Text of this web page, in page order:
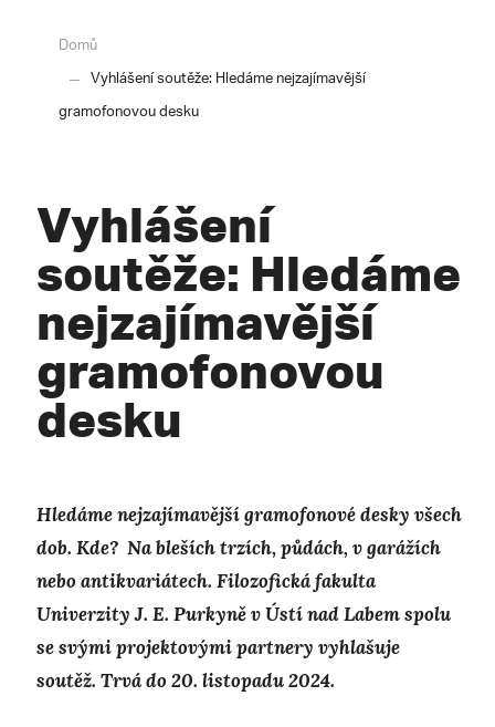
Domů
Vyhlášení soutěže: Hledáme nejzajímavější
gramofonovou desku
Vyhlášení
soutěže: Hledáme
nejzajímavější
gramofonovou
desku
Hledáme nejzajímavější gramofonové desky všech
dob. Kde? Na bleších trzích, půdách, v garážích
nebo antikvariátech. Filozofická fakulta
Univerzity J. E. Purkyně v Ústí nad Labem spolu
se svými projektovými partnery vyhlašuje
soutěž. Trvá do 20. listopadu 2024.